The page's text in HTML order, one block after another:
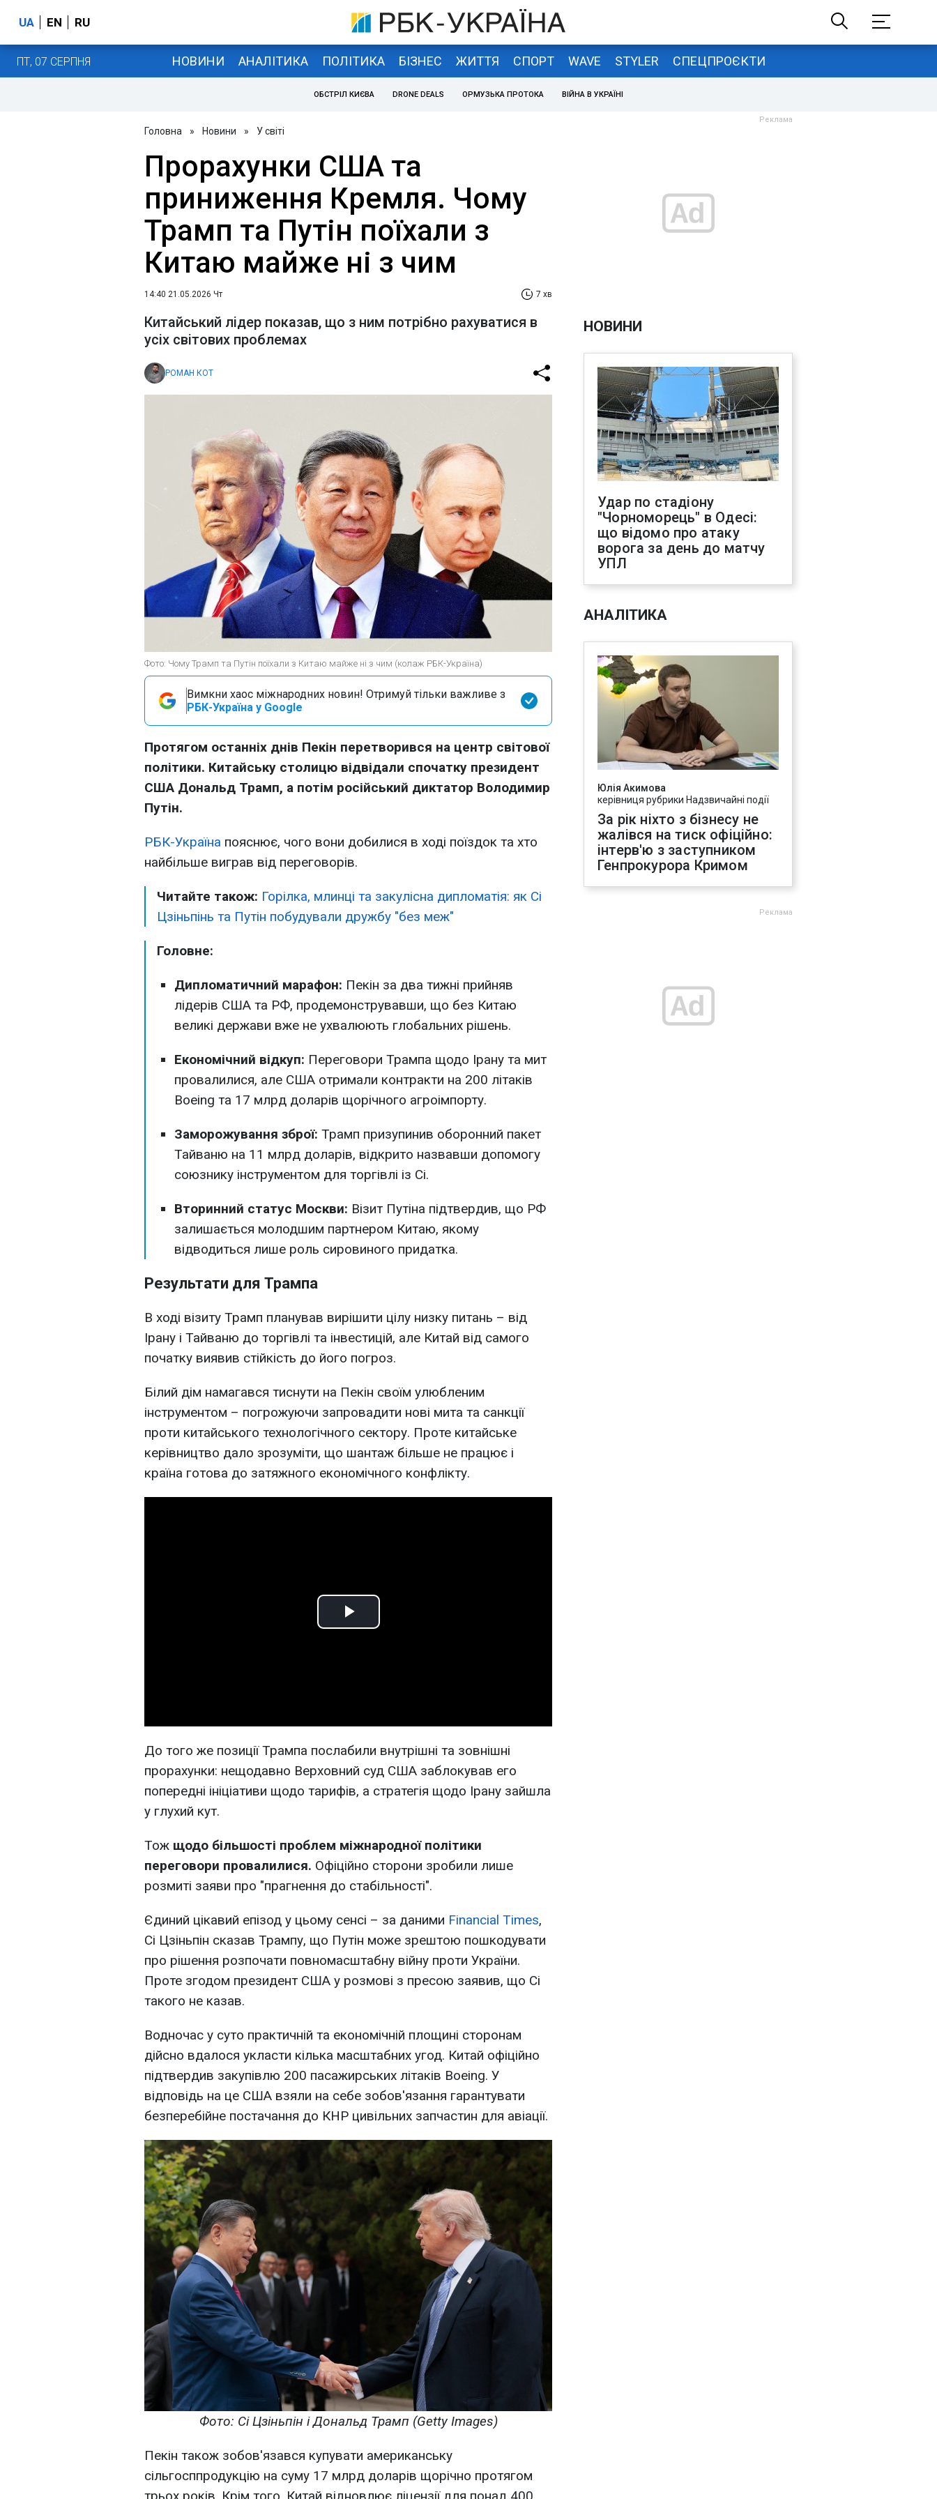
UA EN RU
ПТ, 07 СЕРПНЯ НОВИНИ АНАЛІТИКА ПОЛІТИКА БІЗНЕС ЖИТТЯ СПОРТ WAVE STYLER СПЕЦПРОЄКТИ
ОБСТРІЛ КИЄВА DRONE DEALS ОРМУЗЬКА ПРОТОКА ВІЙНА В УКРАЇНІ
Головна » Новини » У світі
Прорахунки США та
приниження Кремля. Чому
Трамп та Путін поїхали з
Китаю майже ні з чим
14:40 21.05.2026 Чт 7 хв
Китайський лідер показав, що з ним потрібно рахуватися в
усіх світових проблемах
РОМАН КОТ
Фото: Чому Трамп та Путін поїхали з Китаю майже ні з чим (колаж РБК-Україна)
Вимкни хаос міжнародних новин! Отримуй тільки важливе з
РБК-Україна у Google
Протягом останніх днів Пекін перетворився на центр світової
політики. Китайську столицю відвідали спочатку президент
США Дональд Трамп, а потім російський диктатор Володимир
Путін.
РБК-Україна пояснює, чого вони добилися в ході поїздок та хто
найбільше виграв від переговорів.
Читайте також: Горілка, млинці та закулісна дипломатія: як Сі
Цзіньпінь та Путін побудували дружбу "без меж"
Головне:
Дипломатичний марафон: Пекін за два тижні прийняв
лідерів США та РФ, продемонструвавши, що без Китаю
великі держави вже не ухвалюють глобальних рішень.
Економічний відкуп: Переговори Трампа щодо Ірану та мит
провалилися, але США отримали контракти на 200 літаків
Boeing та 17 млрд доларів щорічного агроімпорту.
Заморожування зброї: Трамп призупинив оборонний пакет
Тайваню на 11 млрд доларів, відкрито назвавши допомогу
союзнику інструментом для торгівлі із Сі.
Вторинний статус Москви: Візит Путіна підтвердив, що РФ
залишається молодшим партнером Китаю, якому
відводиться лише роль сировиного придатка.
Результати для Трампа
В ході візиту Трамп планував вирішити цілу низку питань – від
Ірану і Тайваню до торгівлі та інвестицій, але Китай від самого
початку виявив стійкість до його погроз.
Білий дім намагався тиснути на Пекін своїм улюбленим
інструментом – погрожуючи запровадити нові мита та санкції
проти китайського технологічного сектору. Проте китайське
керівництво дало зрозуміти, що шантаж більше не працює і
країна готова до затяжного економічного конфлікту.
Play
До того же позиції Трампа послабили внутрішні та зовнішні
прорахунки: нещодавно Верховний суд США заблокував его
попередні ініціативи щодо тарифів, а стратегія щодо Ірану зайшла
у глухий кут.
Тож щодо більшості проблем міжнародної політики
переговори провалилися. Офіційно сторони зробили лише
розмиті заяви про "прагнення до стабільності".
Єдиний цікавий епізод у цьому сенсі – за даними Financial Times,
Сі Цзіньпін сказав Трампу, що Путін може зрештою пошкодувати
про рішення розпочати повномасштабну війну проти України.
Проте згодом президент США у розмові з пресою заявив, що Сі
такого не казав.
Водночас у суто практичній та економічній площині сторонам
дійсно вдалося укласти кілька масштабних угод. Китай офіційно
підтвердив закупівлю 200 пасажирських літаків Boeing. У
відповідь на це США взяли на себе зобов'язання гарантувати
безперебійне постачання до КНР цивільних запчастин для авіації.
Фото: Сі Цзіньпін і Дональд Трамп (Getty Images)
Пекін також зобов'язався купувати американську
сільгосппродукцію на суму 17 млрд доларів щорічно протягом
трьох років. Крім того, Китай відновлює ліцензії для понад 400
НОВИНИ
Удар по стадіону
"Чорноморець" в Одесі:
що відомо про атаку
ворога за день до матчу
УПЛ
АНАЛІТИКА
Юлія Акимова
керівниця рубрики Надзвичайні події
За рік ніхто з бізнесу не
жалівся на тиск офіційно:
інтерв'ю з заступником
Генпрокурора Кримом